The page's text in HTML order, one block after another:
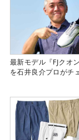
最新モデル『FJクオ
を石井良介プロがチ